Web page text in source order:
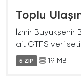
Toplu
İzmir Büyükşehir
ait GTFS veri seti
5 ZIP 19 MB